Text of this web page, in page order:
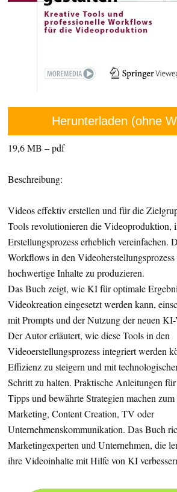
Herunterladen (ohne
19,6 MB – pdf
Beschreibung:
Videos effektiv erstellen und für die
Tools revolutionieren die Videoproduktion,
Erstellungsprozess erheblich vereinfachen.
Workflows in den
hochwertige Inhalte zu produzieren.
Das Buch zeigt, wie KI für optimale
Videokreation eingesetzt werden kann,
mit Prompts und der Nutzung der neuen
Der Autor erläutert, wie diese Tools in den
Videoerstellungsprozess integriert werden
Effizienz zu steigern und mit
Schritt zu halten. Praktische Anleitungen
Tipps und bewährte Strategien machen
Marketing, Content Creation, TV oder
Unternehmenskommunikation. Das Buch
Marketingexperten und Unternehmen, die
ihre Videoinhalte mit Hilfe von KI